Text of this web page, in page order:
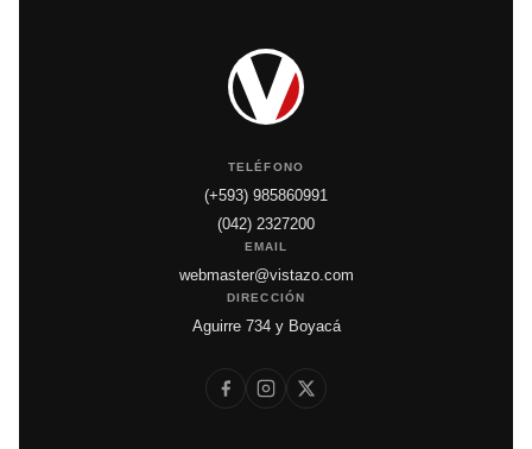
TELÉFONO
(+593) 985860991
(042) 2327200
EMAIL
webmaster@vistazo.com
DIRECCIÓN
Aguirre 734 y Boyacá